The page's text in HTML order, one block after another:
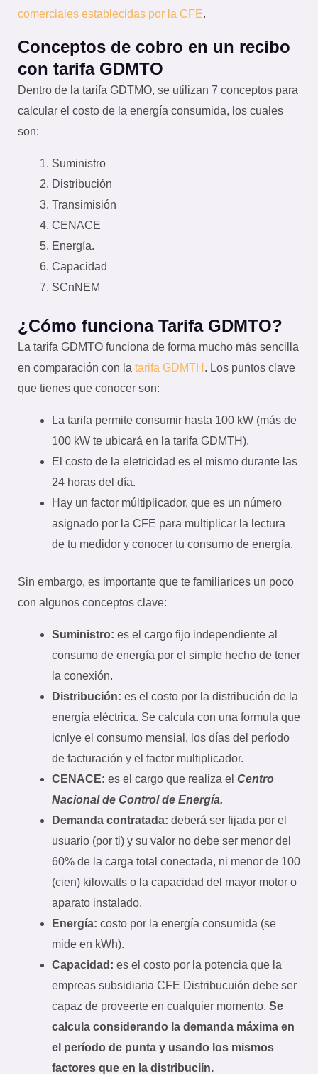
comerciales establecidas por la CFE.
Conceptos de cobro en un recibo
con tarifa GDMTO
Dentro de la tarifa GDTMO, se utilizan 7 conceptos para
calcular el costo de la energía consumida, los cuales
son:
Suministro
Distribución
Transimisión
CENACE
Energía.
Capacidad
SCnNEM
¿Cómo funciona Tarifa GDMTO?
La tarifa GDMTO funciona de forma mucho más sencilla
en comparación con la tarifa GDMTH . Los puntos clave
que tienes que conocer son:
La tarifa permite consumir hasta 100 kW (más de
100 kW te ubicará en la tarifa GDMTH).
El costo de la eletricidad es el mismo durante las
24 horas del día.
Hay un factor múltiplicador, que es un número
asignado por la CFE para multiplicar la lectura
de tu medidor y conocer tu consumo de energía.
Sin embargo, es importante que te familiarices un poco
con algunos conceptos clave:
Suministro: es el cargo fijo independiente al
consumo de energía por el simple hecho de tener
la conexión.
Distribución: es el costo por la distribución de la
energía eléctrica. Se calcula con una formula que
icnlye el consumo mensial, los días del período
de facturación y el factor multiplicador.
CENACE: es el cargo que realiza el Centro
Nacional de Control de Energía.
Demanda contratada: deberá ser fijada por el
usuario (por ti) y su valor no debe ser menor del
60% de la carga total conectada, ni menor de 100
(cien) kilowatts o la capacidad del mayor motor o
aparato instalado.
Energía: costo por la energía consumida (se
mide en kWh).
Capacidad: es el costo por la potencia que la
empreas subsidiaria CFE Distribucuión debe ser
capaz de proveerte en cualquier momento. Se
calcula considerando la demanda máxima en
el período de punta y usando los mismos
factores que en la distribuciín.